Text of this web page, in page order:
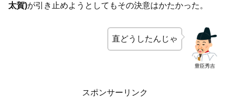
太賀)が引き止めようとしてもその決意はかたかった。
豊臣秀吉
直どうしたんじゃ
スポンサーリンク